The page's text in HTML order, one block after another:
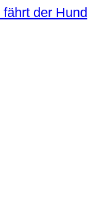
der Hund